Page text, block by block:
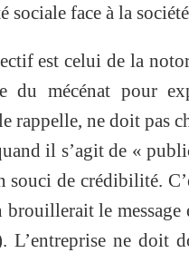
sociale face à la
est celui de la
du mécénat pour
rappelle, ne doit pas
il s’agit de «
souci de crédibilité.
brouillerait le
L’entreprise ne doit